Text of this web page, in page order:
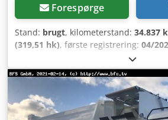
Forespørge
Stand: brugt, kilometerstand: 34.837
(319,51 hk), første registrering: 04/
26.000 kg,
aksler, næste syn (TÜV):01/2027,
emissionsklasse:Euro 6, Udstyr:
stabilitetsprogram (ESP),
navigationssystem, Solskærm,